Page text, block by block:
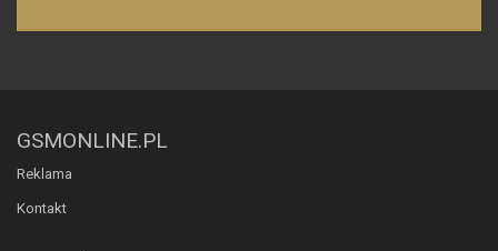
GSMONLINE.PL
Reklama
Kontakt